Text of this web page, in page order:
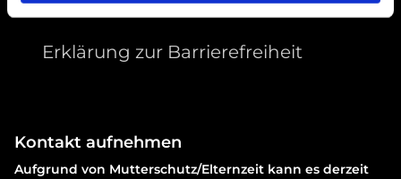
Erklärung zur Barrierefreiheit
Kontakt aufnehmen
Aufgrund von Mutterschutz/Elternzeit kann es derzeit